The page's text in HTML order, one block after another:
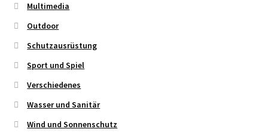
Multimedia
Outdoor
Schutzausrüstung
Sport und Spiel
Verschiedenes
Wasser und Sanitär
Wind und Sonnenschutz